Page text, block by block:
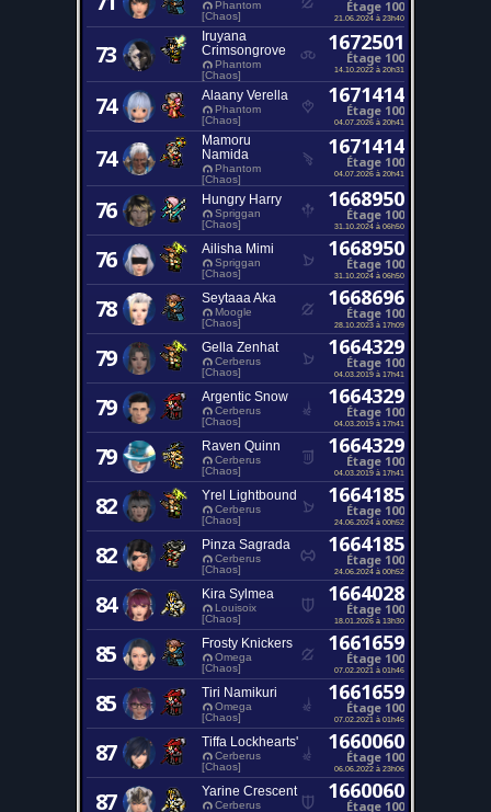
Phantom
[Chaos]
Étage 100
21.06.2024 à 23h40
73
Iruyana
Crimsongrove
Phantom
[Chaos]
1672501
Étage 100
14.10.2022 à 20h31
74 Alaany Verella
Phantom
[Chaos]
1671414
Étage 100
04.07.2026 à 20h41
74
Mamoru
Namida
Phantom
[Chaos]
1671414
Étage 100
04.07.2026 à 20h41
76 Hungry Harry
Spriggan
[Chaos]
1668950
Étage 100
31.10.2024 à 06h50
76 Ailisha Mimi
Spriggan
[Chaos]
1668950
Étage 100
31.10.2024 à 06h50
78 Seytaaa Aka
Moogle
[Chaos]
1668696
Étage 100
28.10.2023 à 17h09
79 Gella Zenhat
Cerberus
[Chaos]
1664329
Étage 100
04.03.2019 à 17h41
79 Argentic Snow
Cerberus
[Chaos]
1664329
Étage 100
04.03.2019 à 17h41
79 Raven Quinn
Cerberus
[Chaos]
1664329
Étage 100
04.03.2019 à 17h41
82 Yrel Lightbound
Cerberus
[Chaos]
1664185
Étage 100
24.06.2024 à 00h52
82 Pinza Sagrada
Cerberus
[Chaos]
1664185
Étage 100
24.06.2024 à 00h52
84 Kira Sylmea
Louisoix
[Chaos]
1664028
Étage 100
18.01.2026 à 13h30
85 Frosty Knickers
Omega
[Chaos]
1661659
Étage 100
07.02.2021 à 01h46
85 Tiri Namikuri
Omega
[Chaos]
1661659
Étage 100
07.02.2021 à 01h46
87 Tiffa Lockhearts'
Cerberus
[Chaos]
1660060
Étage 100
06.06.2022 à 23h06
87 Yarine Crescent
Cerberus
1660060
Étage 100